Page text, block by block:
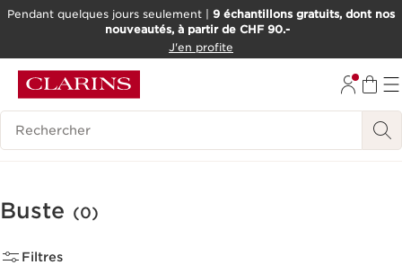
ALLER AU CONTENU
OUTIL D'ACCESSIBILITÉ
Pendant quelques jours seulement | 9 échantillons gratuits, dont nos
nouveautés, à partir de CHF 90.-
J'en profite
Historique des recherches
Buste (0)
Filtres